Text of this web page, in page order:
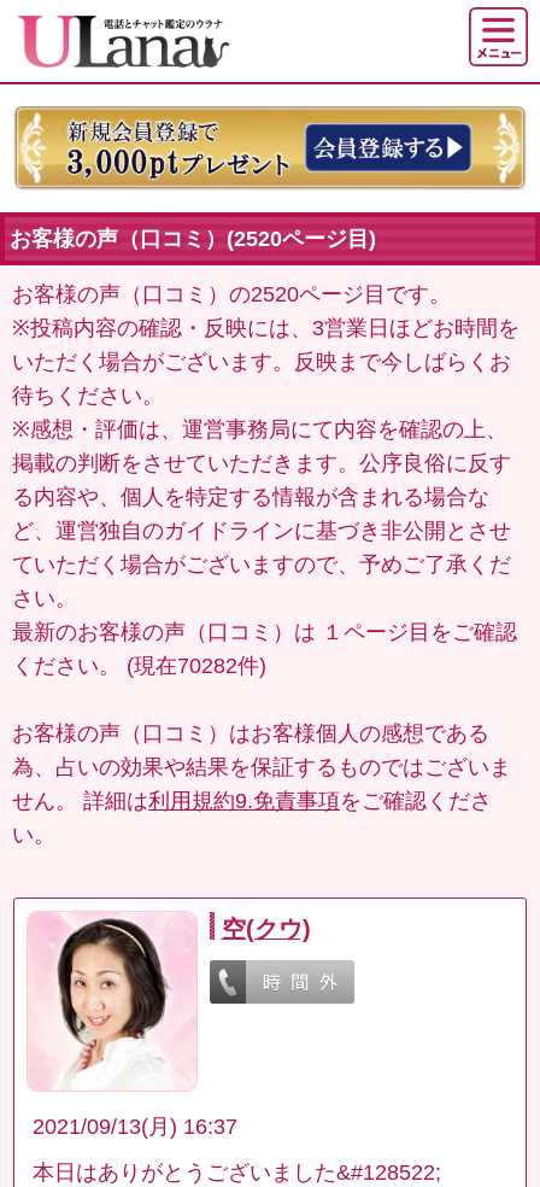
お客様の声（口コミ）(2520ページ目)
お客様の声（口コミ）の2520ページ目です。
※投稿内容の確認・反映には、3営業日ほどお時間を
いただく場合がございます。反映まで今しばらくお
待ちください。
※感想・評価は、運営事務局にて内容を確認の上、
掲載の判断をさせていただきます。公序良俗に反す
る内容や、個人を特定する情報が含まれる場合な
ど、運営独自のガイドラインに基づき非公開とさせ
ていただく場合がございますので、予めご了承くだ
さい。
最新のお客様の声（口コミ）は １ページ目 をご確認
ください。 (現在70282件)
お客様の声（口コミ）はお客様個人の感想である
為、占いの効果や結果を保証するものではございま
せん。 詳細は利用規約9.免責事項をご確認くださ
い。
空(クウ)
2021/09/13(月) 16:37
本日はありがとうございました&#128522;